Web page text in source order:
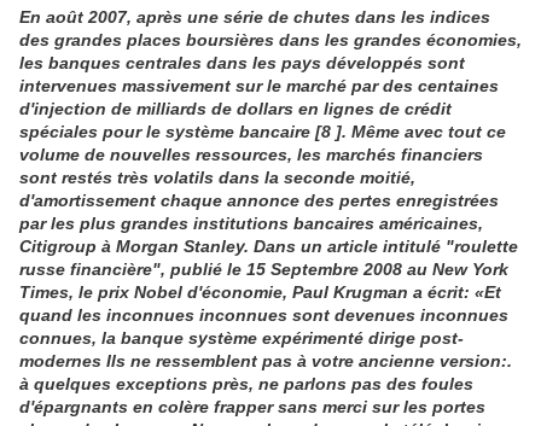
En août 2007, après une série de chutes dans les indices
des grandes places boursières dans les grandes économies,
les banques centrales dans les pays développés sont
intervenues massivement sur le marché par des centaines
d'injection de milliards de dollars en lignes de crédit
spéciales pour le système bancaire [8 ]. Même avec tout ce
volume de nouvelles ressources, les marchés financiers
sont restés très volatils dans la seconde moitié,
d'amortissement chaque annonce des pertes enregistrées
par les plus grandes institutions bancaires américaines,
Citigroup à Morgan Stanley. Dans un article intitulé "roulette
russe financière", publié le 15 Septembre 2008 au New York
Times, le prix Nobel d'économie, Paul Krugman a écrit: «Et
quand les inconnues inconnues sont devenues inconnues
connues, la banque système expérimenté dirige post-
modernes Ils ne ressemblent pas à votre ancienne version:.
à quelques exceptions près, ne parlons pas des foules
d'épargnants en colère frapper sans merci sur les portes